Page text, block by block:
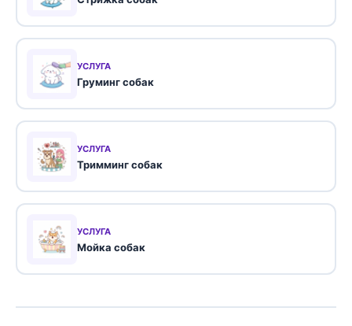
УСЛУГА
Груминг собак
УСЛУГА
Тримминг собак
УСЛУГА
Мойка собак